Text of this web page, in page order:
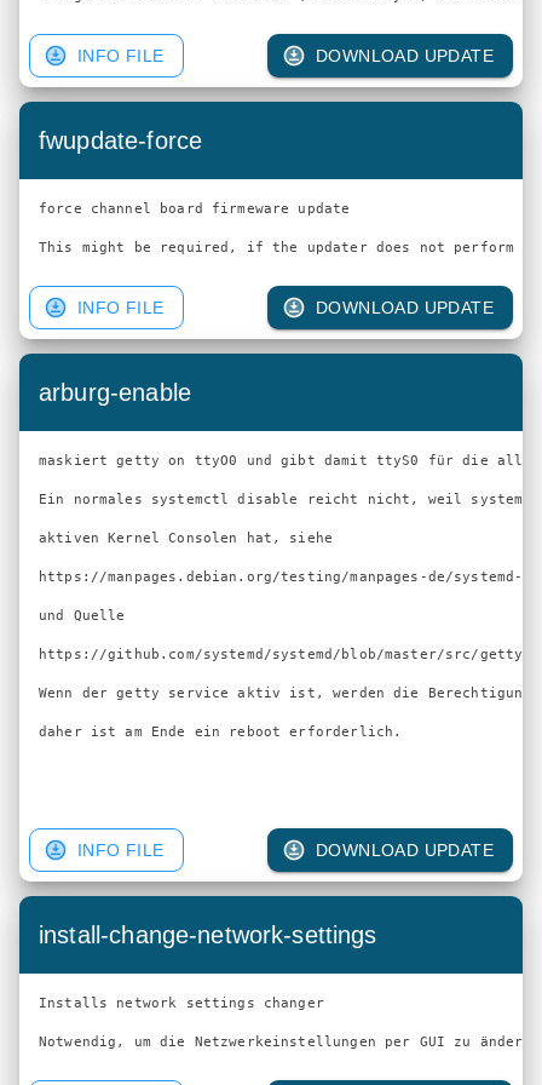
INFO FILE DOWNLOAD UPDATE
fwupdate-force
force channel board firmeware update
INFO FILE DOWNLOAD UPDATE
arburg-enable
maskiert getty on ttyO0 und gibt damit ttyS0 für die
Ein normales systemctl disable reicht nicht, weil
aktiven Kernel Consolen hat, siehe
https://manpages.debian.org/testing/manpages-de/systemd-
und Quelle
https://github.com/systemd/systemd/blob/master/src/getty-
Wenn der getty service aktiv ist, werden die
daher ist am Ende ein reboot erforderlich.
INFO FILE DOWNLOAD UPDATE
install-change-network-settings
Installs network settings changer
Notwendig, um die Netzwerkeinstellungen per GUI zu ändern!